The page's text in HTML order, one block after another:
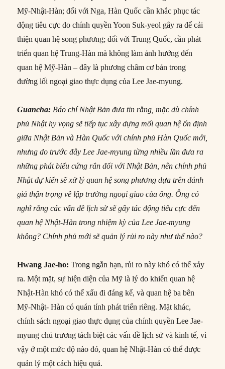
Mỹ-Nhật-Hàn; đối với Nga, Hàn Quốc cần khắc phục tác
động tiêu cực do chính quyền Yoon Suk-yeol gây ra để cải
thiện quan hệ song phương; đối với Trung Quốc, cần phát
triển quan hệ Trung-Hàn mà không làm ảnh hưởng đến
quan hệ Mỹ-Hàn – đây là phương châm cơ bản trong
đường lối ngoại giao thực dụng của Lee Jae-myung.
Guancha: Báo chí Nhật Bản đưa tin rằng, mặc dù chính
phủ Nhật hy vọng sẽ tiếp tục xây dựng mối quan hệ ổn định
giữa Nhật Bản và Hàn Quốc với chính phủ Hàn Quốc mới,
nhưng do trước đây Lee Jae-myung từng nhiều lần đưa ra
những phát biểu cứng rắn đối với Nhật Bản, nên chính phủ
Nhật dự kiến sẽ xử lý quan hệ song phương dựa trên đánh
giá thận trọng về lập trường ngoại giao của ông. Ông có
nghĩ rằng các vấn đề lịch sử sẽ gây tác động tiêu cực đến
quan hệ Nhật-Hàn trong nhiệm kỳ của Lee Jae-myung
không? Chính phủ mới sẽ quản lý rủi ro này như thế nào?
Hwang Jae-ho: Trong ngắn hạn, rủi ro này khó có thể xảy
ra. Một mặt, sự hiện diện của Mỹ là lý do khiến quan hệ
Nhật-Hàn khó có thể xấu đi đáng kể, và quan hệ ba bên
Mỹ-Nhật- Hàn có quán tính phát triển riêng. Mặt khác,
chính sách ngoại giao thực dụng của chính quyền Lee Jae-
myung chủ trương tách biệt các vấn đề lịch sử và kinh tế, vì
vậy ở một mức độ nào đó, quan hệ Nhật-Hàn có thể được
quản lý một cách hiệu quả.